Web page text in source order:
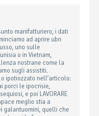
manifatturiero, i dati
ad aprire ubn
uno sulle
o in Vietnam,
nostrane come la
sugli assistiti.
ipotiozzato nell’articolo:
porci le ipocrisie,
e poi LAVORARE
meglio stia a
galantuomini, quelli che